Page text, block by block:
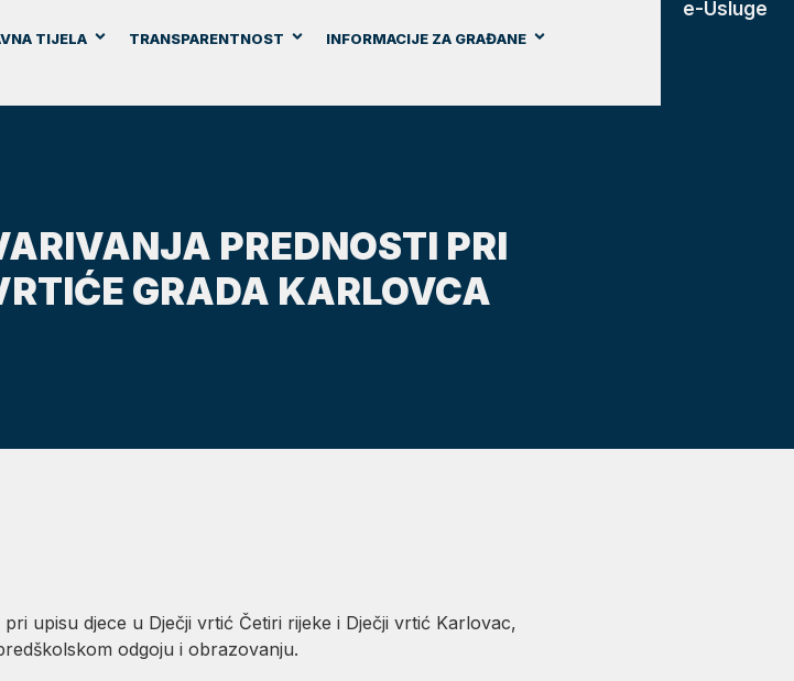
TIJELA TRANSPARENTNOST
INFORMACIJE ZA GRAĐANE
e-Usluge
PREDNOSTI PRI
GRADA KARLOVCA
upisu djece u Dječji vrtić Četiri rijeke i Dječji vrtić Karlovac,
odgoju i obrazovanju.